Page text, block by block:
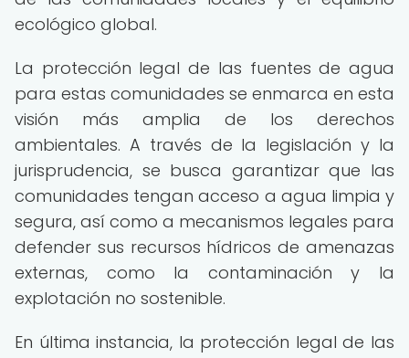
ecológico global.
La protección legal de las fuentes de agua
para estas comunidades se enmarca en esta
visión más amplia de los derechos
ambientales. A través de la legislación y la
jurisprudencia, se busca garantizar que las
comunidades tengan acceso a agua limpia y
segura, así como a mecanismos legales para
defender sus recursos hídricos de amenazas
externas, como la contaminación y la
explotación no sostenible.
En última instancia, la protección legal de las